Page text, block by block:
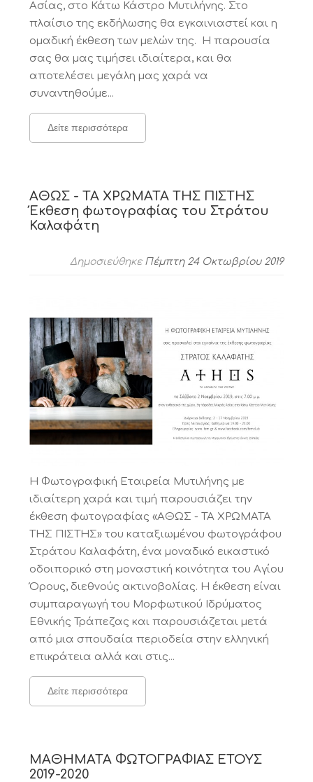
Ασίας, στο Κάτω Κάστρο Μυτιλήνης. Στο
πλαίσιο της εκδήλωσης θα εγκαινιαστεί και η
ομαδική έκθεση των μελών της. Η παρουσία
σας θα μας τιμήσει ιδιαίτερα, και θα
αποτελέσει μεγάλη μας χαρά να
συναντηθούμε...
Δείτε περισσότερα
ΑΘΩΣ - ΤΑ ΧΡΩΜΑΤΑ ΤΗΣ ΠΙΣΤΗΣ
Έκθεση φωτογραφίας του Στράτου
Καλαφάτη
Δημοσιεύθηκε Πέμπτη 24 Οκτωβρίου 2019
Η Φωτογραφική Εταιρεία Μυτιλήνης με
ιδιαίτερη χαρά και τιμή παρουσιάζει την
έκθεση φωτογραφίας «ΑΘΩΣ - ΤΑ ΧΡΩΜΑΤΑ
ΤΗΣ ΠΙΣΤΗΣ» του καταξιωμένου φωτογράφου
Στράτου Καλαφάτη, ένα μοναδικό εικαστικό
οδοιπορικό στη μοναστική κοινότητα του Αγίου
Όρους, διεθνούς ακτινοβολίας. Η έκθεση είναι
συμπαραγωγή του Μορφωτικού Ιδρύματος
Εθνικής Τράπεζας και παρουσιάζεται μετά
από μια σπουδαία περιοδεία στην ελληνική
επικράτεια αλλά και στις...
Δείτε περισσότερα
ΜΑΘΗΜΑΤΑ ΦΩΤΟΓΡΑΦΙΑΣ ΕΤΟΥΣ
2019-2020